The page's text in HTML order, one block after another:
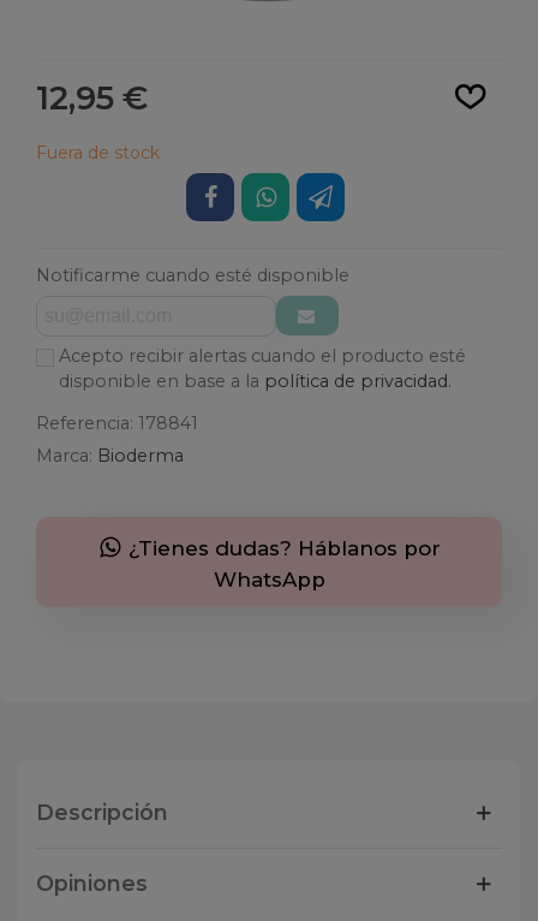
12,95 €
Fuera de stock
Notificarme cuando esté disponible
Acepto recibir alertas cuando el producto esté
disponible en base a la política de privacidad.
Referencia: 178841
Marca: Bioderma
¿Tienes dudas? Háblanos por
WhatsApp
Descripción
Opiniones